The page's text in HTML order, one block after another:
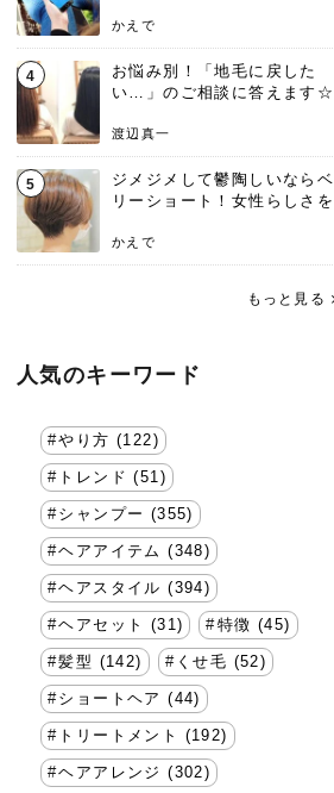
かえで
4
お悩み別！「地毛に戻した
い…」のご相談に答えます☆
渡辺真一
5
ジメジメして鬱陶しいならベ
リーショート！女性らしさを
かえで
もっと見る
人気のキーワード
やり方 (122)
トレンド (51)
シャンプー (355)
ヘアアイテム (348)
ヘアスタイル (394)
ヘアセット (31) 特徴 (45)
髪型 (142) くせ毛 (52)
ショートヘア (44)
トリートメント (192)
ヘアアレンジ (302)